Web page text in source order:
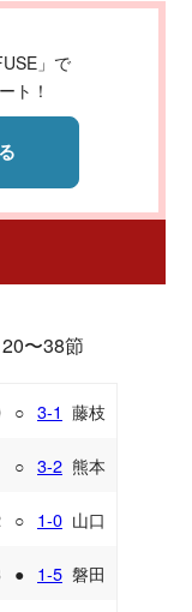
」で
ト！
〜38節
○ 3-1 藤枝
○ 3-2 熊本
○ 1-0 山口
● 1-5 磐田